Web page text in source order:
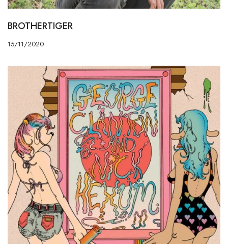
BROTHERTIGER
15/11/2020